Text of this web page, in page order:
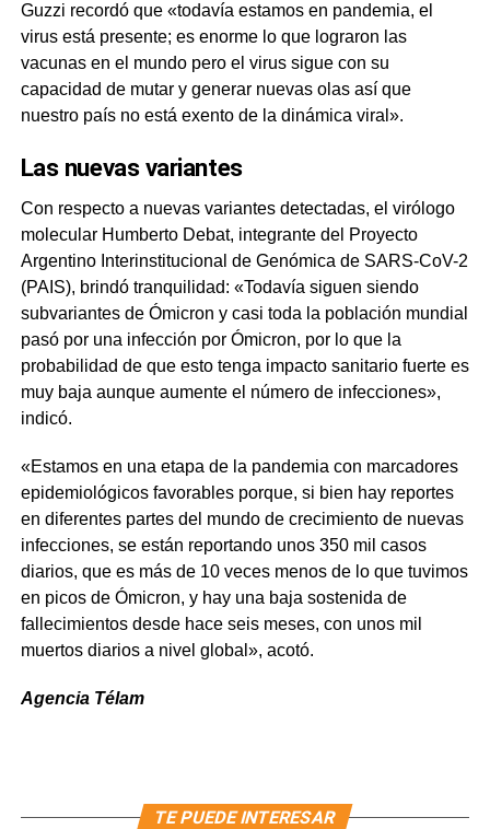
Guzzi recordó que «todavía estamos en pandemia, el
virus está presente; es enorme lo que lograron las
vacunas en el mundo pero el virus sigue con su
capacidad de mutar y generar nuevas olas así que
nuestro país no está exento de la dinámica viral».
Las nuevas variantes
Con respecto a nuevas variantes detectadas, el virólogo
molecular Humberto Debat, integrante del Proyecto
Argentino Interinstitucional de Genómica de SARS-CoV-2
(PAIS), brindó tranquilidad: «Todavía siguen siendo
subvariantes de Ómicron y casi toda la población mundial
pasó por una infección por Ómicron, por lo que la
probabilidad de que esto tenga impacto sanitario fuerte es
muy baja aunque aumente el número de infecciones»,
indicó.
«Estamos en una etapa de la pandemia con marcadores
epidemiológicos favorables porque, si bien hay reportes
en diferentes partes del mundo de crecimiento de nuevas
infecciones, se están reportando unos 350 mil casos
diarios, que es más de 10 veces menos de lo que tuvimos
en picos de Ómicron, y hay una baja sostenida de
fallecimientos desde hace seis meses, con unos mil
muertos diarios a nivel global», acotó.
Agencia Télam
TE PUEDE INTERESAR